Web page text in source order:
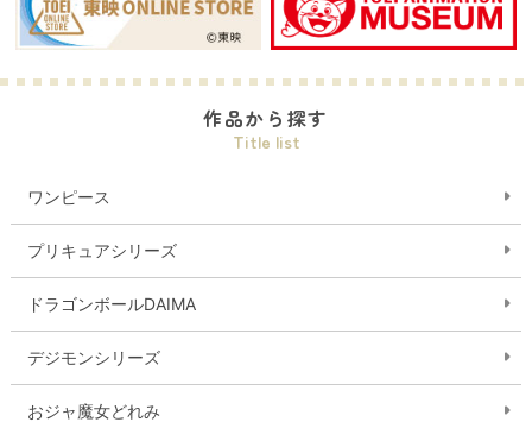
作品から探す
Title list
ワンピース
プリキュアシリーズ
ドラゴンボールDAIMA
デジモンシリーズ
おジャ魔女どれみ